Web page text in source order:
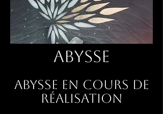
Abysse
Abysse en cours de
réalisation